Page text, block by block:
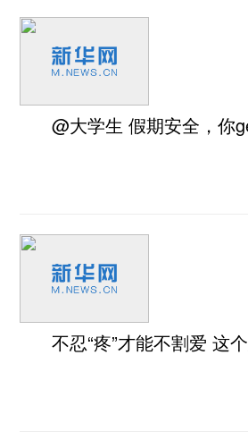
@大学生 假期安全，你
不忍“疼”才能不割爱 这